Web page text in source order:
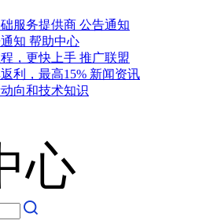
服务提供商 公告通知
知 帮助中心
，更快上手 推广联盟
利，最高15% 新闻资讯
向和技术知识
心